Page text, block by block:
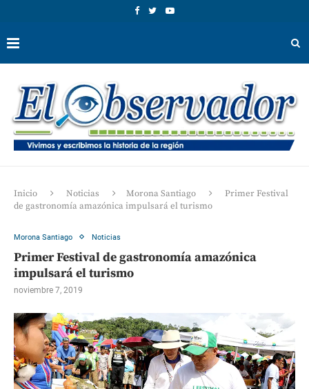
Inicio Noticias Morona Santiago
Primer Festival
de gastronomía amazónica impulsará el turismo
Morona Santiago Noticias
Primer Festival de gastronomía amazónica
impulsará el turismo
noviembre 7, 2019